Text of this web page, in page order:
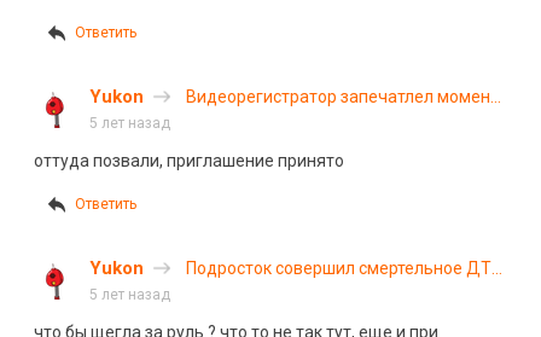
Ответить
Yukon
Видеорегистратор запечатлел момент
5 лет назад
оттуда позвали, приглашение принято
Ответить
Yukon
Подросток совершил смертельное ДТП
5 лет назад
что бы щегла за руль ? что то не так тут, еще и при